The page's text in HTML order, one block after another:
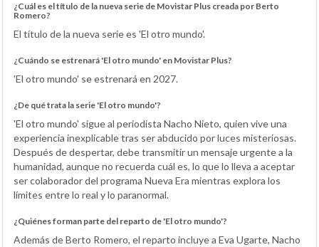
¿Cuál es el título de la nueva serie de Movistar Plus creada por Berto
Romero?
El título de la nueva serie es 'El otro mundo'.
¿Cuándo se estrenará 'El otro mundo' en Movistar Plus?
'El otro mundo' se estrenará en 2027.
¿De qué trata la serie 'El otro mundo'?
'El otro mundo' sigue al periodista Nacho Nieto, quien vive una
experiencia inexplicable tras ser abducido por luces misteriosas.
Después de despertar, debe transmitir un mensaje urgente a la
humanidad, aunque no recuerda cuál es, lo que lo lleva a aceptar
ser colaborador del programa Nueva Era mientras explora los
límites entre lo real y lo paranormal.
¿Quiénes forman parte del reparto de 'El otro mundo'?
Además de Berto Romero, el reparto incluye a Eva Ugarte, Nacho